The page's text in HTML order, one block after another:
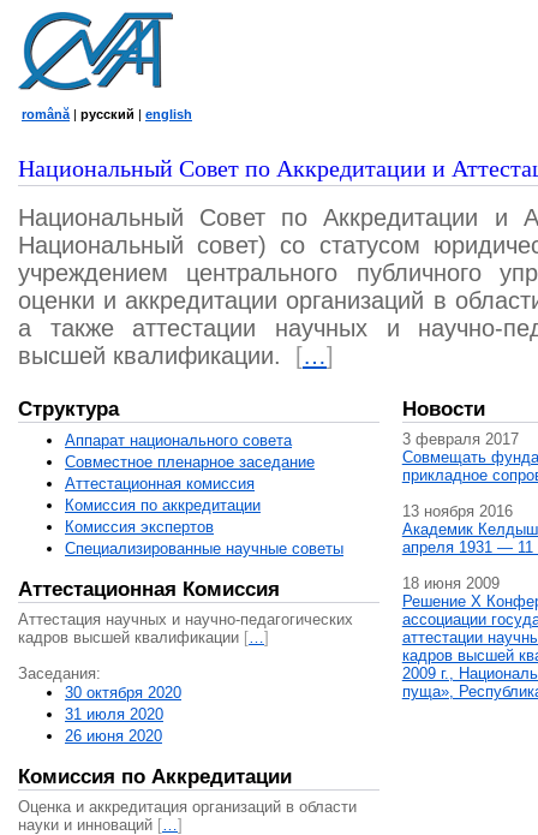
română | русский | english
Национальный Совет по Аккредитации и
Национальный Совет по Аккредитации и
Национальный совет) со статусом
учреждением центрального публичного
оценки и аккредитации организаций в
а также аттестации научных и научно-
высшей квалификации.
[…]
Структура
Аппарат национального совета
Совместное пленарное заседание
Аттестационная комисcия
Комиссия по аккредитации
Комиссия экспертов
Специализированные научные советы
Аттестационная Комиссия
Аттестация научных и научно-педагогических
кадров высшей квалификации […]
Заседания:
30 октября 2020
31 июля 2020
26 июня 2020
Комиссия по Аккредитации
Оценка и аккредитация организаций в области
науки и инноваций […]
Новости
3 февраля 2017
Совмещать
прикладное
13 ноября 2016
Академик
апреля 1931 — 11
18 июня 2009
Решение X
ассоциации
аттестации
кадров высшей
2009 г.,
пуща»,